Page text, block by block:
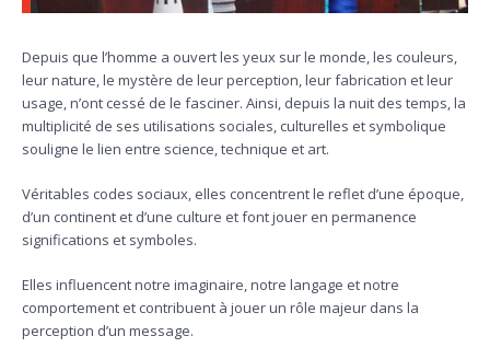
Depuis que l’homme a ouvert les yeux sur le monde, les couleurs,
leur nature, le mystère de leur perception, leur fabrication et leur
usage, n’ont cessé de le fasciner. Ainsi, depuis la nuit des temps, la
multiplicité de ses utilisations sociales, culturelles et symbolique
souligne le lien entre science, technique et art.
Véritables codes sociaux, elles concentrent le reflet d’une époque,
d’un continent et d’une culture et font jouer en permanence
significations et symboles.
Elles influencent notre imaginaire, notre langage et notre
comportement et contribuent à jouer un rôle majeur dans la
perception d’un message.